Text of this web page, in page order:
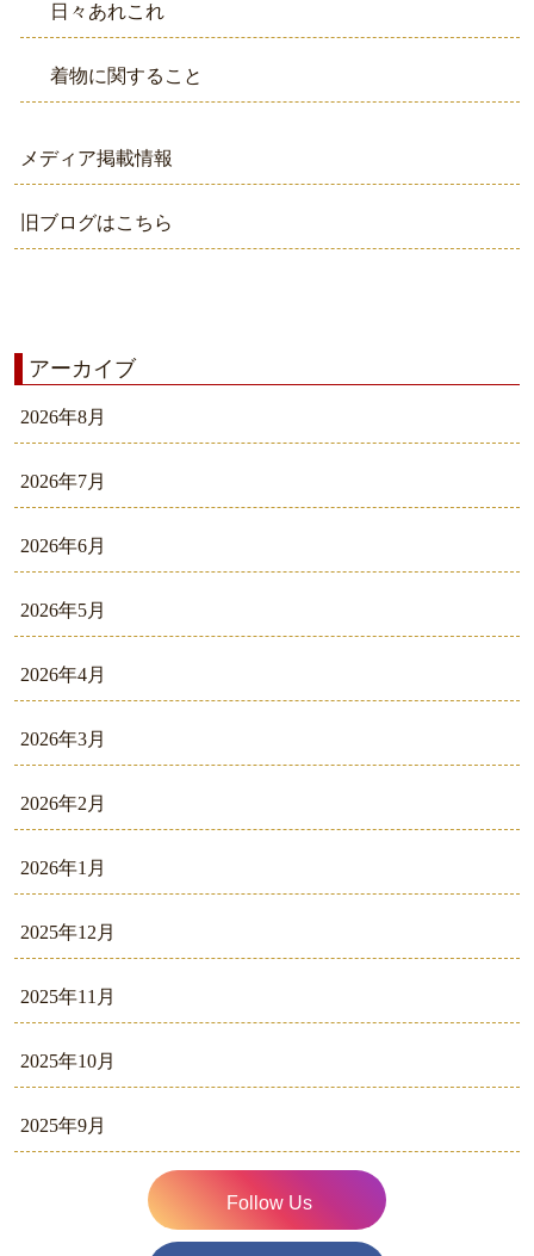
日々あれこれ
着物に関すること
メディア掲載情報
旧ブログはこちら
アーカイブ
2026年8月
2026年7月
2026年6月
2026年5月
2026年4月
2026年3月
2026年2月
2026年1月
2025年12月
2025年11月
2025年10月
2025年9月
Follow Us